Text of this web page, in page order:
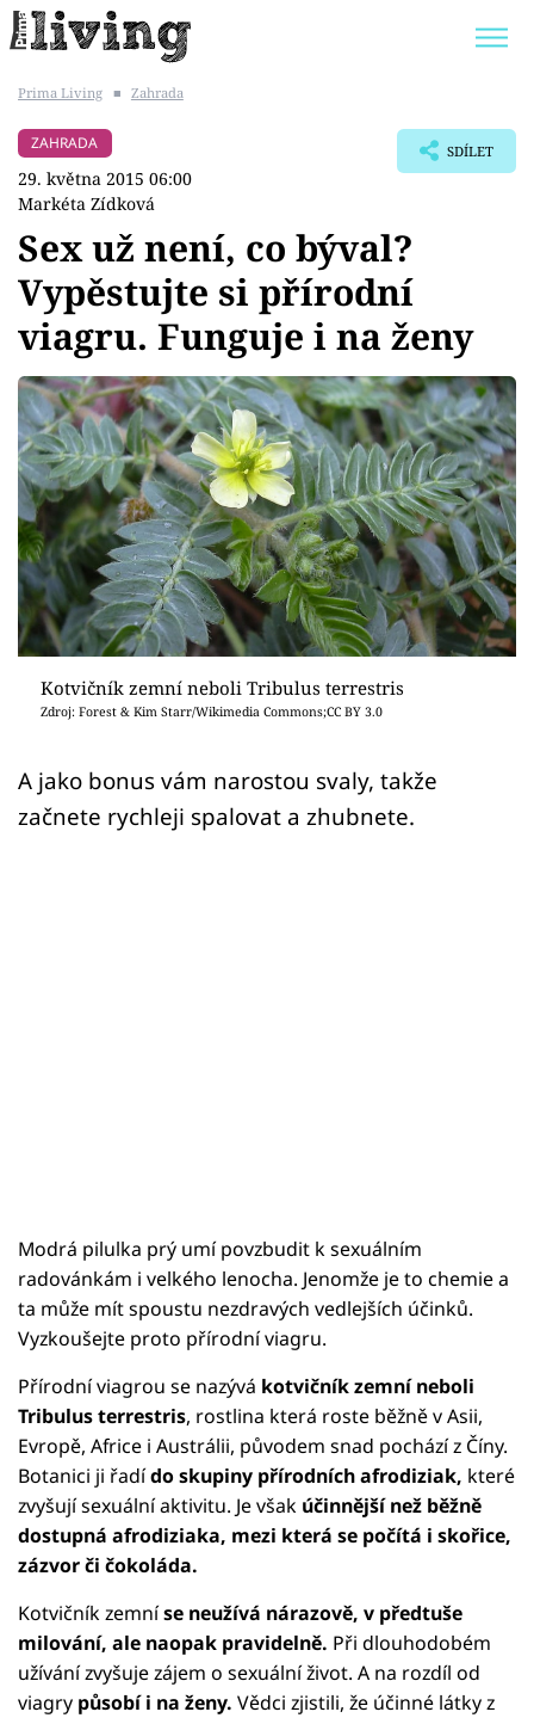
BYDLENÍ SLAVNÝCH
Témata
Bydlení
Zahrada
Design
Sledujte prima+
Přihlášení
Sledujte nás
Prima Living ■ Zahrada
ZAHRADA
29. května 2015 06:00
Markéta Zídková
SDÍLET
Sex už není, co býval?
Vypěstujte si přírodní
viagru. Funguje i na ženy
Kotvičník zemní neboli Tribulus terrestris
Zdroj: Forest & Kim Starr/Wikimedia Commons;CC BY 3.0
A jako bonus vám narostou svaly, takže
začnete rychleji spalovat a zhubnete.
Modrá pilulka prý umí povzbudit k sexuálním
radovánkám i velkého lenocha. Jenomže je to chemie a
ta může mít spoustu nezdravých vedlejších účinků.
Vyzkoušejte proto přírodní viagru.
Přírodní viagrou se nazývá kotvičník zemní neboli
Tribulus terrestris, rostlina která roste běžně v Asii,
Evropě, Africe i Austrálii, původem snad pochází z Číny.
Botanici ji řadído skupiny přírodních afrodiziak, které
zvyšují sexuální aktivitu. Je však účinnější než běžně
dostupná afrodiziaka, mezi která se počítá i skořice,
zázvor či čokoláda.
Kotvičník zemníse neužívá nárazově, v předtuše
milování, ale naopak pravidelně. Při dlouhodobém
užívání zvyšuje zájem o sexuální život. A na rozdíl od
viagry působí i na ženy. Vědci zjistili, že účinné látky z